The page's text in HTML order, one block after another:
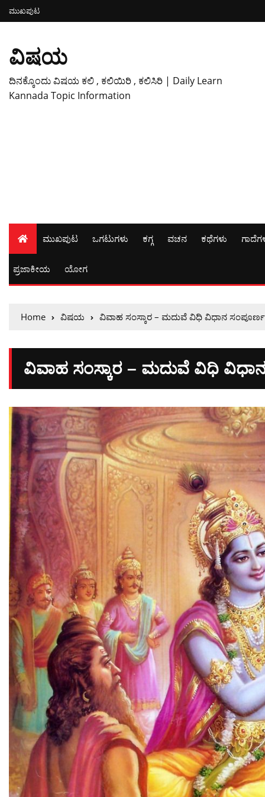
ಮುಖಪುಟ
ವಿಷಯ
ದಿನಕ್ಕೊಂದು ವಿಷಯ ಕಲಿ , ಕಲಿಯಿರಿ , ಕಲಿಸಿರಿ | Daily Learn
Kannada Topic Information
ಮುಖಪುಟ ಒಗಟುಗಳು ಕಗ್ಗ ವಚನ ಕಥೆಗಳು
ಪ್ರಜಾಕೀಯ ಯೋಗ
Home ವಿಷಯ ವಿವಾಹ ಸಂಸ್ಕಾರ – ಮದುವೆ ವಿಧಿ ವಿಧಾನ
ವಿವಾಹ ಸಂಸ್ಕಾರ – ಮದುವೆ ವಿಧಿ